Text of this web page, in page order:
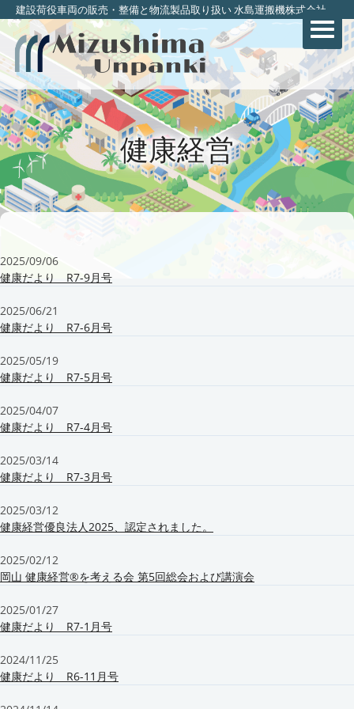
建設荷役車両の販売・整備と物流製品取り扱い 水島運搬機株式会社
健康経営
2025/09/06
健康だより R7-9月号
2025/06/21
健康だより R7-6月号
2025/05/19
健康だより R7-5月号
2025/04/07
健康だより R7-4月号
2025/03/14
健康だより R7-3月号
2025/03/12
健康経営優良法人2025、認定されました。
2025/02/12
岡山 健康経営®を考える会 第5回総会および講演会
2025/01/27
健康だより R7-1月号
2024/11/25
健康だより R6-11月号